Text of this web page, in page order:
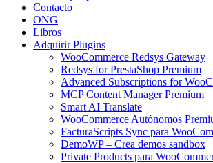
Contacto
ONG
Libros
Adquirir Plugins
WooCommerce Redsys Gateway
Redsys for PrestaShop Premium
Advanced Subscriptions for
MCP Content Manager Premium
Smart AI Translate
WooCommerce Autónomos
FacturaScripts Sync para
DemoWP – Crea demos sandbox
Private Products para